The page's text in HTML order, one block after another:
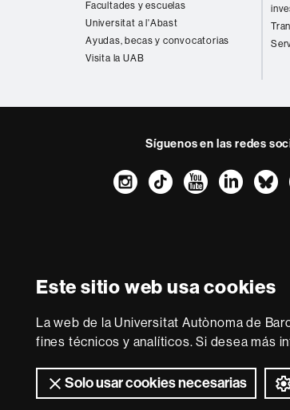
Este sitio web usa cookies
La web de la Universitat Autònoma de
fines técnicos y analíticos. Si desea más
Solo usar cookies necesarias
Facultades y escuelas
Universitat a l'Abast
Ayudas, becas y convocatorias
Visita la UAB
Síguenos en las redes
Instagram
TikTok
de la